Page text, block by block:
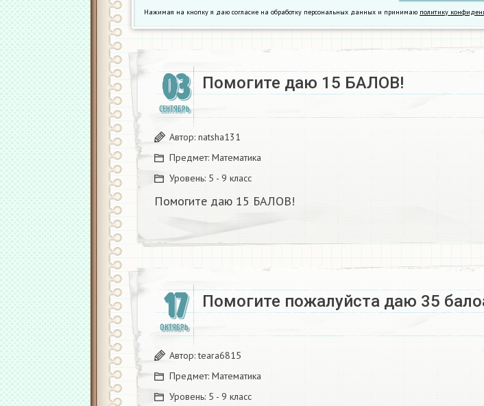
Нажимая на кнопку я даю согласие на обработку персональных данных и принимаю политику
03
СЕНТЯБРЬ
Помогите даю 15 БАЛОВ!
Автор: natsha131
Предмет: Математика
Уровень: 5 - 9 класс
Помогите даю 15 БАЛОВ!
17
ОКТЯБРЬ
Помогите пожалуйста даю 35
Автор:teara6815
Предмет: Математика
Уровень: 5 - 9 класс